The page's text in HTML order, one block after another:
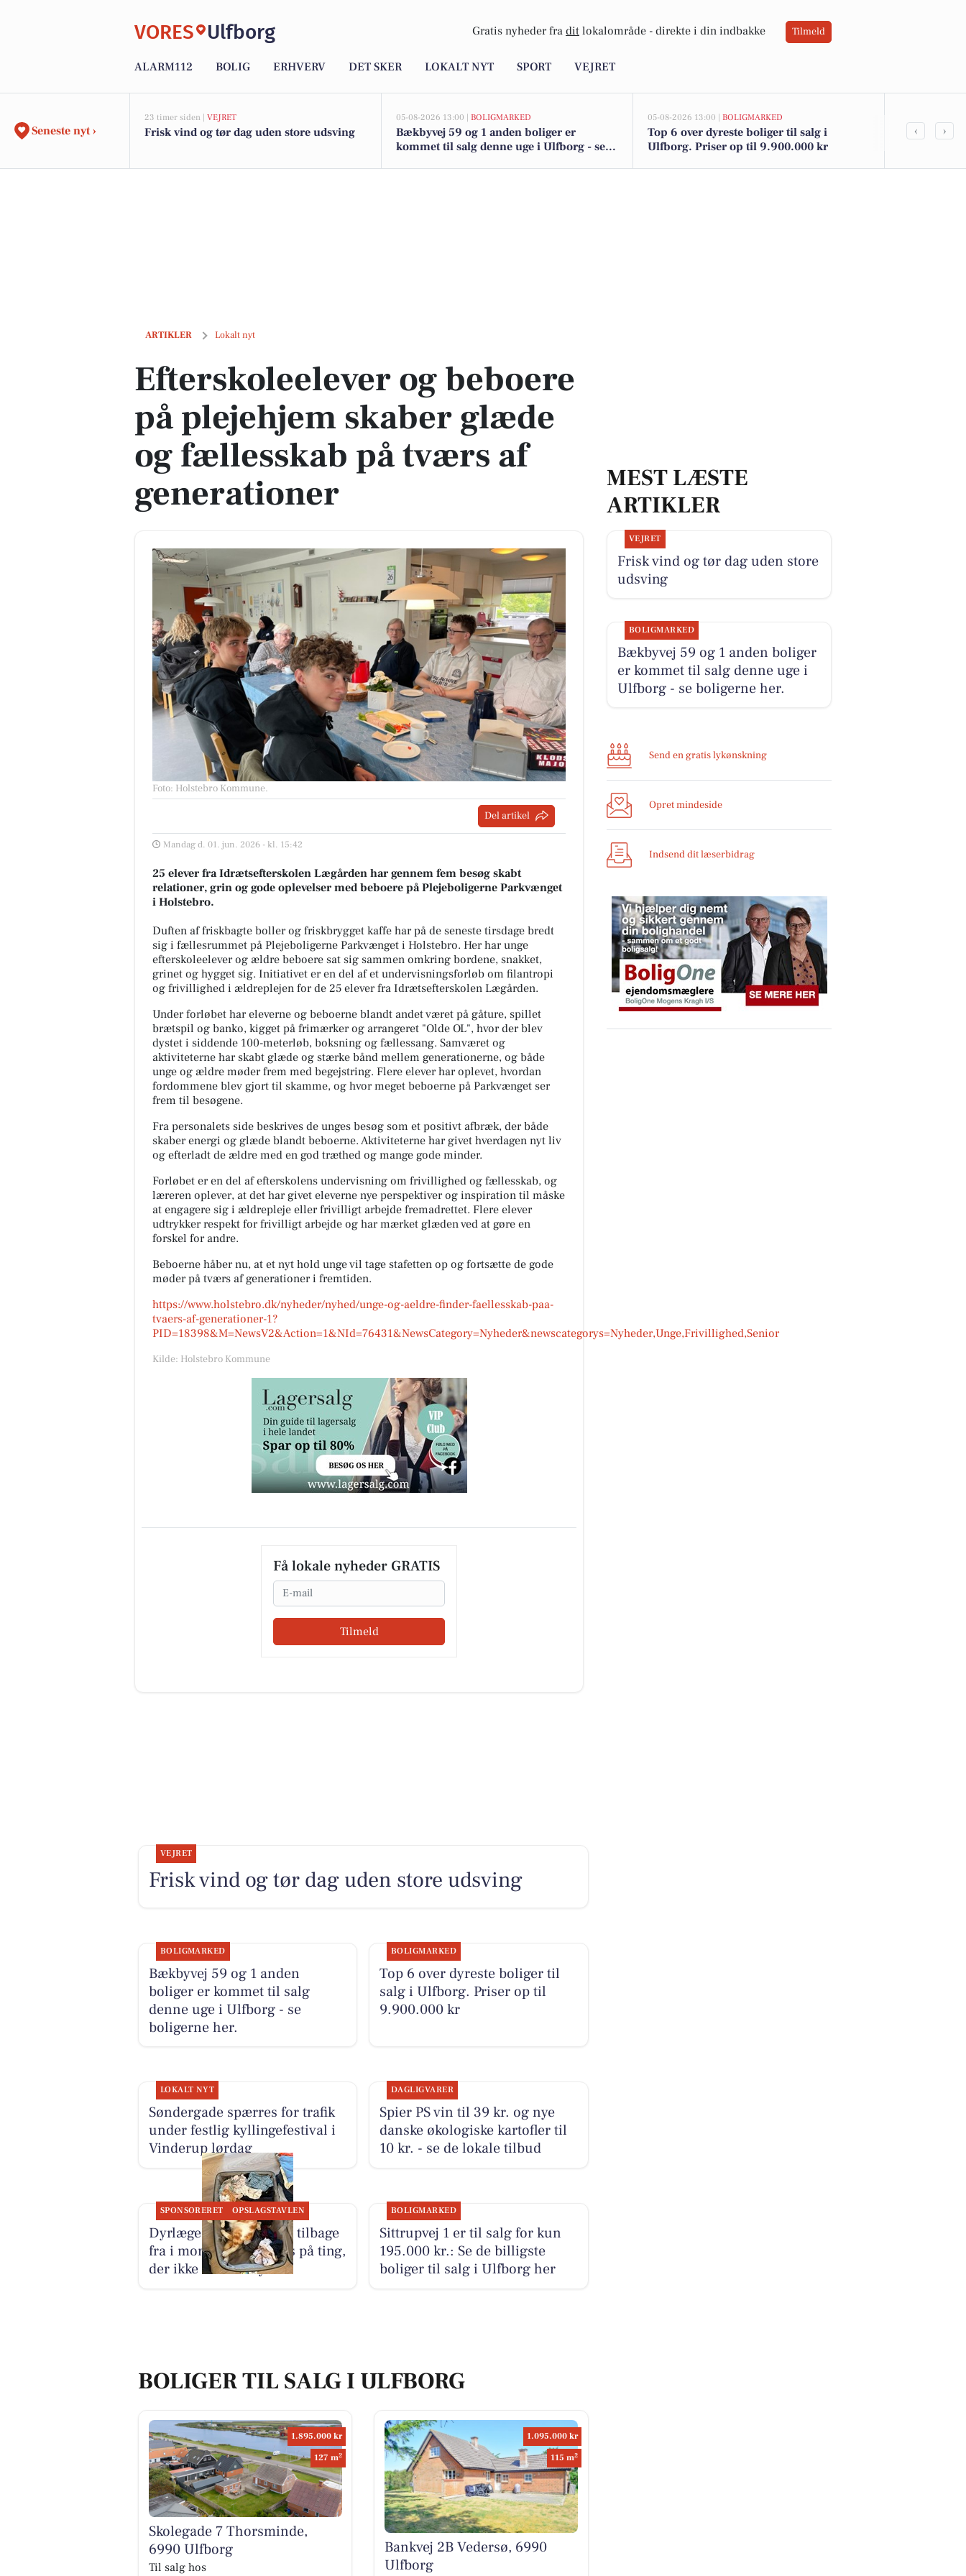
VORES Ulfborg Gratis nyheder fra dit lokalområde - direkte i din indbakke Tilmeld
ALARM112 BOLIG ERHVERV DET SKER LOKALT NYT SPORT VEJRET
Seneste nyt ›
23 timer siden | VEJRET
Frisk vind og tør dag uden store udsving
05-08-2026 13:00 | BOLIGMARKED
Bækbyvej 59 og 1 anden boliger er
kommet til salg denne uge i Ulfborg - se
05-08-2026 13:00 | BOLIGMARKED
Top 6 over dyreste boliger til salg i
Ulfborg. Priser op til 9.900.000 kr
‹ ›
ARTIKLER Lokalt nyt
Efterskoleelever og beboere på plejehjem skaber glæde og fællesskab på tværs af generationer
Efterskoleelever og beboere
på plejehjem skaber glæde
og fællesskab på tværs af
generationer
Foto: Holstebro Kommune.
Del artikel
Mandag d. 01. jun. 2026 - kl. 15:42
25 elever fra Idrætsefterskolen Lægården har gennem fem besøg skabt
relationer, grin og gode oplevelser med beboere på Plejeboligerne Parkvænget
i Holstebro.
Duften af friskbagte boller og friskbrygget kaffe har på de seneste tirsdage bredt
sig i fællesrummet på Plejeboligerne Parkvænget i Holstebro. Her har unge
efterskoleelever og ældre beboere sat sig sammen omkring bordene, snakket,
grinet og hygget sig. Initiativet er en del af et undervisningsforløb om filantropi
og frivillighed i ældreplejen for de 25 elever fra Idrætsefterskolen Lægården.
Under forløbet har eleverne og beboerne blandt andet været på gåture, spillet
brætspil og banko, kigget på frimærker og arrangeret "Olde OL", hvor der blev
dystet i siddende 100-meterløb, boksning og fællessang. Samværet og
aktiviteterne har skabt glæde og stærke bånd mellem generationerne, og både
unge og ældre møder frem med begejstring. Flere elever har oplevet, hvordan
fordommene blev gjort til skamme, og hvor meget beboerne på Parkvænget ser
frem til besøgene.
Fra personalets side beskrives de unges besøg som et positivt afbræk, der både
skaber energi og glæde blandt beboerne. Aktiviteterne har givet hverdagen nyt liv
og efterladt de ældre med en god træthed og mange gode minder.
Forløbet er en del af efterskolens undervisning om frivillighed og fællesskab, og
læreren oplever, at det har givet eleverne nye perspektiver og inspiration til måske
at engagere sig i ældrepleje eller frivilligt arbejde fremadrettet. Flere elever
udtrykker respekt for frivilligt arbejde og har mærket glæden ved at gøre en
forskel for andre.
Beboerne håber nu, at et nyt hold unge vil tage stafetten op og fortsætte de gode
møder på tværs af generationer i fremtiden.
https://www.holstebro.dk/nyheder/nyhed/unge-og-aeldre-finder-faellesskab-paa-
tvaers-af-generationer-1?
PID=18398&M=NewsV2&Action=1&NId=76431&NewsCategory=Nyheder&newscategorys=Nyheder,Unge,Frivillighed,Senior
Kilde: Holstebro Kommune
Få lokale nyheder GRATIS
Email
Tilmeld
MEST LÆSTE
ARTIKLER
VEJRET
Frisk vind og tør dag uden store
udsving
BOLIGMARKED
Bækbyvej 59 og 1 anden boliger
er kommet til salg denne uge i
Ulfborg - se boligerne her.
Send en gratis lykønskning
Opret mindeside
Indsend dit læserbidrag
VEJRET
Frisk vind og tør dag uden store udsving
BOLIGMARKED
Bækbyvej 59 og 1 anden
boliger er kommet til salg
denne uge i Ulfborg - se
boligerne her.
BOLIGMARKED
Top 6 over dyreste boliger til
salg i Ulfborg. Priser op til
9.900.000 kr
LOKALT NYT
Søndergade spærres for trafik
under festlig kyllingefestival i
Vinderup lørdag
DAGLIGVARER
Spier PS vin til 39 kr. og nye
danske økologiske kartofler til
10 kr. - se de lokale tilbud
SPONSORERET OPSLAGSTAVLEN
Dyrlæge Center Vest er tilbage
fra i morgen med fokus på ting,
der ikke kan udskydes
BOLIGMARKED
Sittrupvej 1 er til salg for kun
195.000 kr.: Se de billigste
boliger til salg i Ulfborg her
BOLIGER TIL SALG I ULFBORG
1.895.000 kr
127 m2
Skolegade 7 Thorsminde,
6990 Ulfborg
Til salg hos
1.095.000 kr
115 m2
Bankvej 2B Vedersø, 6990
Ulfborg